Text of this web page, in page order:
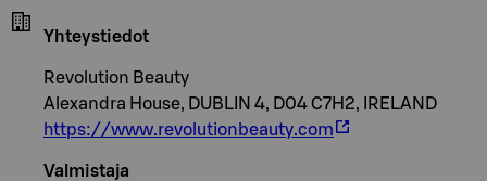
Yhteystiedot
Revolution Beauty
Alexandra House, DUBLIN 4, D04 C7H2, IRELAND
https://www.revolutionbeauty.com
Valmistaja